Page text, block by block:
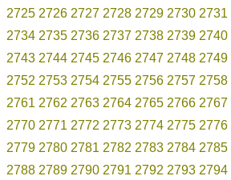
2725 2726 2727 2728 2729 2730 2731
2734 2735 2736 2737 2738 2739 2740
2743 2744 2745 2746 2747 2748 2749
2752 2753 2754 2755 2756 2757 2758
2761 2762 2763 2764 2765 2766 2767
2770 2771 2772 2773 2774 2775 2776
2779 2780 2781 2782 2783 2784 2785
2788 2789 2790 2791 2792 2793 2794